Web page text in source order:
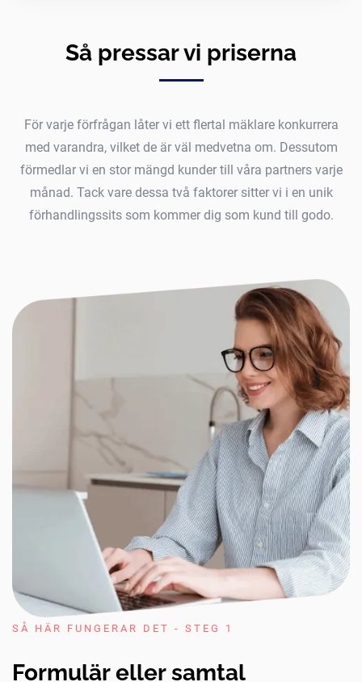
Så pressar vi priserna
För varje förfrågan låter vi ett flertal mäklare konkurrera
med varandra, vilket de är väl medvetna om. Dessutom
förmedlar vi en stor mängd kunder till våra partners varje
månad. Tack vare dessa två faktorer sitter vi i en unik
förhandlingssits som kommer dig som kund till godo.
SÅ HÄR FUNGERAR DET - STEG 1
Formulär eller samtal